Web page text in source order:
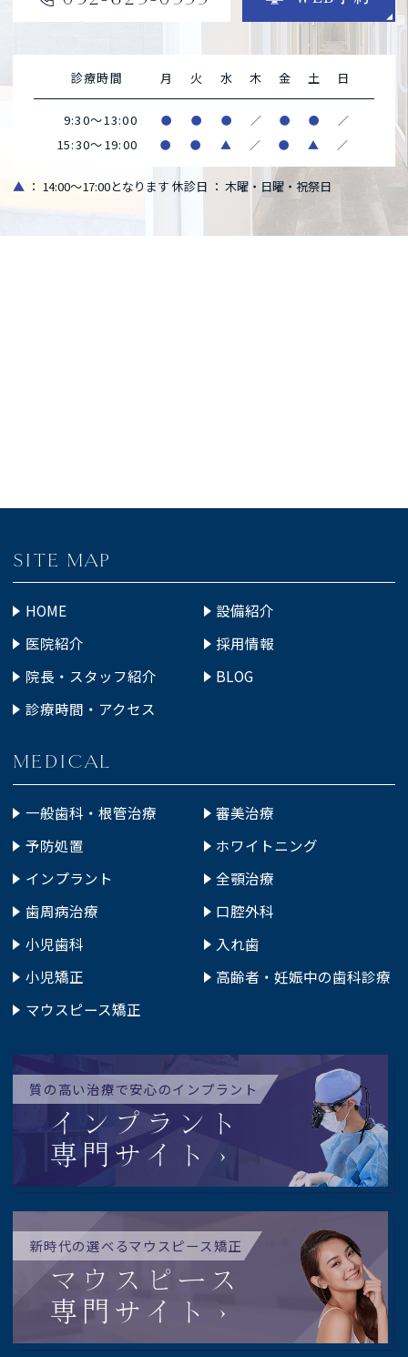
診療時間 月 火 水 木 金 土 日
9:30～13:00 ● ● ● ／ ● ● ／
15:30～19:00 ● ● ▲ ／ ● ▲ ／
▲ ： 14:00～17:00となります 休診日 ： 木曜・日曜・祝祭日
SITE MAP
HOME
医院紹介
院長・スタッフ紹介
診療時間・アクセス
設備紹介
採用情報
BLOG
MEDICAL
一般歯科・根管治療
予防処置
インプラント
歯周病治療
小児歯科
小児矯正
マウスピース矯正
審美治療
ホワイトニング
全顎治療
口腔外科
入れ歯
高齢者・妊娠中の歯科診療
質の高い治療で安心のインプラント
インプラント
専門サイト
新時代の選べるマウスピース矯正
マウスピース
専門サイト